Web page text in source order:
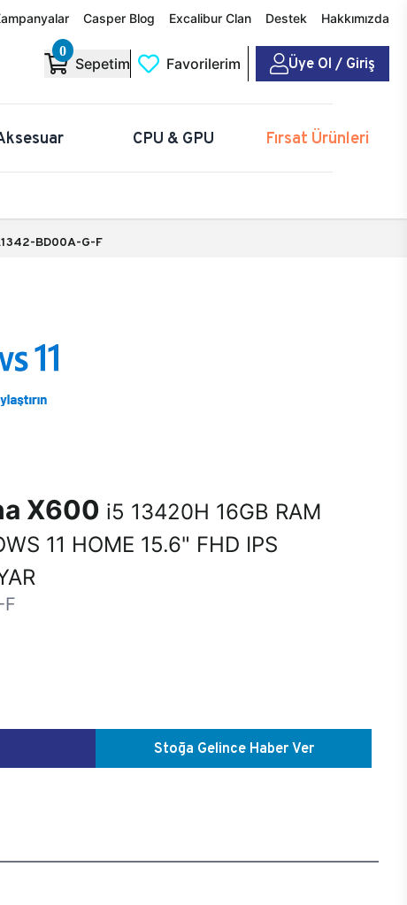
Casper Blog Excalibur Clan Destek Hakkımızda
0
Sepetim Favorilerim Üye Ol / Giriş
CPU & GPU Fırsat Ürünleri
BD00A-G-F
X600 i5 13420H 16GB RAM
11 HOME 15.6" FHD IPS
Stoğa Gelince Haber Ver